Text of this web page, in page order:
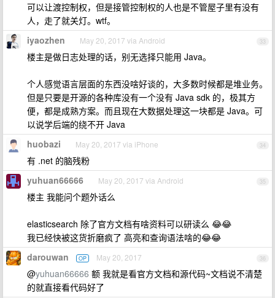
可以让渡控制权，但是接管控制权的人也是不管屋子里有没有
人，走了就关灯。wtf。
33
iyaozhen May 20, 2017 via Android
楼主是做日志处理的话，别无选择只能用 Java。
个人感觉语言层面的东西没啥好谈的，大多数时候都是堆业务。
但是只要是开源的各种库没有一个没有 Java sdk 的，极其方
便，都是成熟方案。而且现在大数据处理这一块都是 Java。可
以说学后端的绕不开 Java
34
huobazi May 20, 2017 via iPhone
有 .net 的脑残粉
35
yuhuan66666 May 20, 2017 via Android
楼主 我能问个题外话么
elasticsearch 除了官方文档有啥资料可以研读么 😂😂
我已经快被这货折磨疯了 高亮和查询语法啥的😂😂
36
darouwan OP May 20, 2017
@yuhuan66666 额 我就是看官方文档和源代码~文档说不清楚
的就直接看代码好了